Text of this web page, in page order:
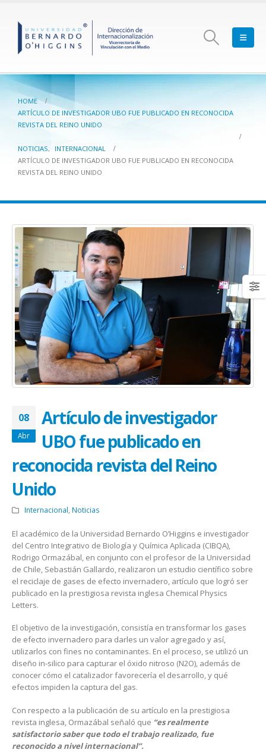
HOME
ARTÍCULO DE INVESTIGADOR UBO FUE PUBLICADO EN RECONOCIDA
REVISTA DEL REINO UNIDO
NOTICIAS,
INTERNACIONAL
ARTÍCULO DE INVESTIGADOR UBO FUE PUBLICADO EN RECONOCIDA
REVISTA DEL REINO UNIDO
08
Abr
Artículo de investigador
UBO fue publicado en
reconocida revista del Reino
Unido
Internacional Noticias
El académico de la Universidad Bernardo O’Higgins e investigador
del Centro Integrativo de Biología y Química Aplicada (CIBQA),
Rodrigo Ormazábal, en conjunto con el profesor de la Universidad
de Chile, Sebastián Gallardo, realizaron un estudio científico sobre
el reciclaje de gases de efecto invernadero, artículo que logró ser
publicado en la prestigiosa revista inglesa Chemical Physics
Letters.
El objetivo de la investigación, consistía en transformar los gases
de efecto invernadero para darles un valor agregado y así,
utilizarlos con fines no contaminantes. En el proceso, se utilizó un
diseño in-silico para capturar el óxido nitroso (N2O), además de
conocer cómo el catalizador favorecería el desarrollo, y qué
efectos impiden la captura del gas.
Con respecto a la publicación de su artículo en la prestigiosa
revista inglesa, Ormazábal señaló que “es realmente
satisfactorio saber que todo el trabajo realizado, fue
reconocido a nivel internacional”.